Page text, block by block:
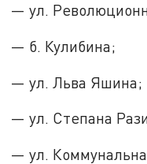
— ул.
— б. Кулибина;
— ул. Льва Яшина;
— ул. Степана
— ул.